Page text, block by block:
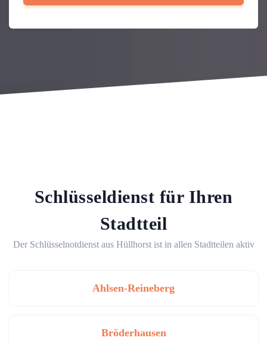
Schlüsseldienst für Ihren
Stadtteil
Der Schlüsselnotdienst aus Hüllhorst ist in allen Stadtteilen aktiv
Ahlsen-Reineberg
Bröderhausen